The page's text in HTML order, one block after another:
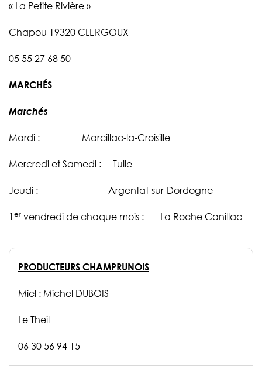
« La Petite Rivière »
Chapou 19320 CLERGOUX
05 55 27 68 50
MARCHÉS
Marchés
Mardi : Marcillac-la-Croisille
Mercredi et Samedi : Tulle
Jeudi : Argentat-sur-Dordogne
1 er vendredi de chaque mois : La Roche Canillac
PRODUCTEURS CHAMPRUNOIS
Miel : Michel DUBOIS
Le Theil
06 30 56 94 15